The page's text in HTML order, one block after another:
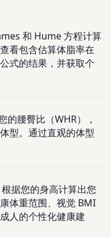
和 Hume 方程计算
看包含估算体脂率在
式的结果，并获取个
的腰臀比（WHR），
型。通过直观的体型
据您的身高计算出您
体重范围、视觉 BMI
人的个性化健康建